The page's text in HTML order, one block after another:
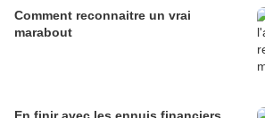
Comment reconnaitre un vrai
marabout